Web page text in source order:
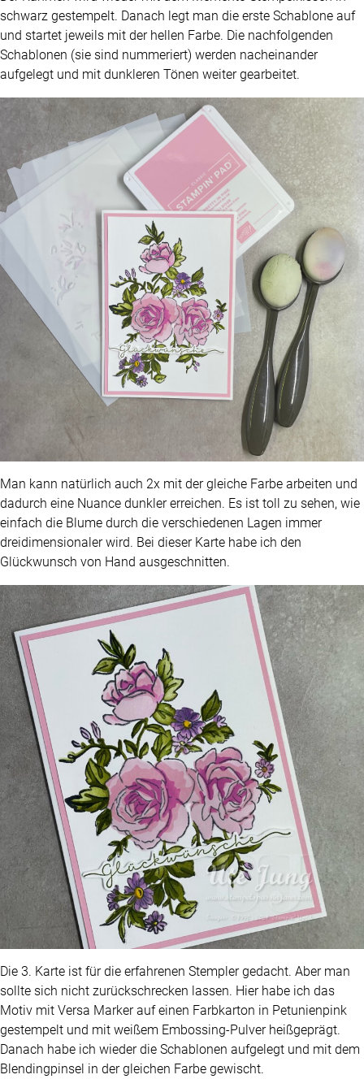
schwarz gestempelt. Danach legt man die erste Schablone auf
und startet jeweils mit der hellen Farbe. Die nachfolgenden
Schablonen (sie sind nummeriert) werden nacheinander
aufgelegt und mit dunkleren Tönen weiter gearbeitet.
Man kann natürlich auch 2x mit der gleiche Farbe arbeiten und
dadurch eine Nuance dunkler erreichen. Es ist toll zu sehen, wie
einfach die Blume durch die verschiedenen Lagen immer
dreidimensionaler wird. Bei dieser Karte habe ich den
Glückwunsch von Hand ausgeschnitten.
Die 3. Karte ist für die erfahrenen Stempler gedacht. Aber man
sollte sich nicht zurückschrecken lassen. Hier habe ich das
Motiv mit Versa Marker auf einen Farbkarton in Petunienpink
gestempelt und mit weißem Embossing-Pulver heißgeprägt.
Danach habe ich wieder die Schablonen aufgelegt und mit dem
Blendingpinsel in der gleichen Farbe gewischt.